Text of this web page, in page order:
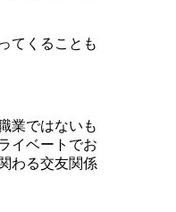
てくることも
業ではないも
イベートでお
わる交友関係